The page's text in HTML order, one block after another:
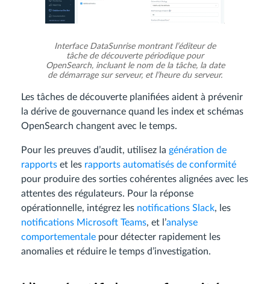
Interface DataSunrise montrant l’éditeur de
tâche de découverte périodique pour
OpenSearch, incluant le nom de la tâche, la date
de démarrage sur serveur, et l’heure du serveur.
Les tâches de découverte planifiées aident à prévenir
la dérive de gouvernance quand les index et schémas
OpenSearch changent avec le temps.
Pour les preuves d’audit, utilisez la génération de
rapports et les rapports automatisés de conformité
pour produire des sorties cohérentes alignées avec les
attentes des régulateurs. Pour la réponse
opérationnelle, intégrez les notifications Slack, les
notifications Microsoft Teams, et l’analyse
comportementale pour détecter rapidement les
anomalies et réduire le temps d’investigation.